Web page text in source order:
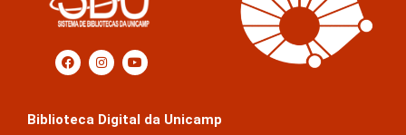
Biblioteca Digital da Unicamp